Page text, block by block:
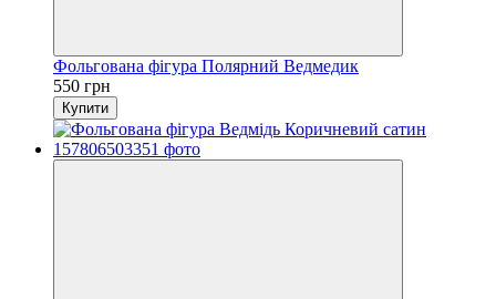
Фольгована фігура Полярний Ведмедик
550 грн
Купити